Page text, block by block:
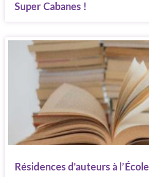
Super Cabanes !
Résidences d’auteurs à l’École